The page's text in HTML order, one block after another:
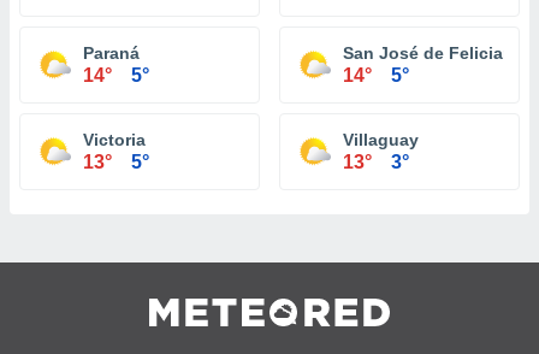
Paraná
14° 5°
San José de Feliciano
14° 5°
Victoria
13° 5°
Villaguay
13° 3°